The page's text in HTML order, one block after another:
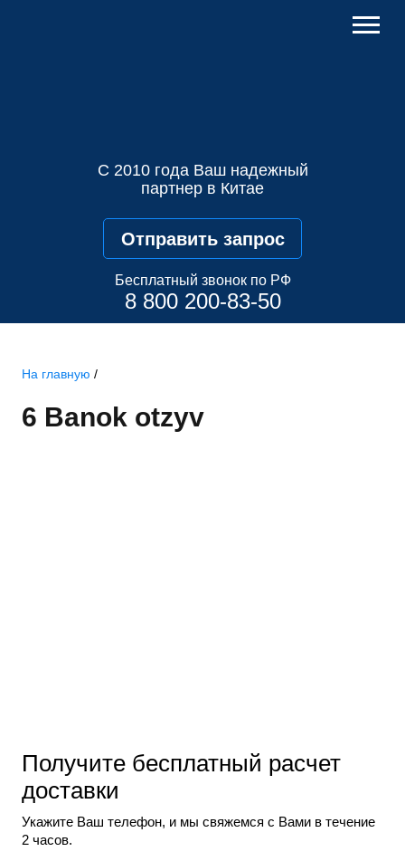
С 2010 года Ваш надежный
партнер в Китае
Отправить запрос
Бесплатный звонок по РФ
8 800 200-83-50
На главную /
6 Banok otzyv
Получите бесплатный расчет
доставки
Укажите Ваш телефон, и мы свяжемся с Вами в течение
2 часов.